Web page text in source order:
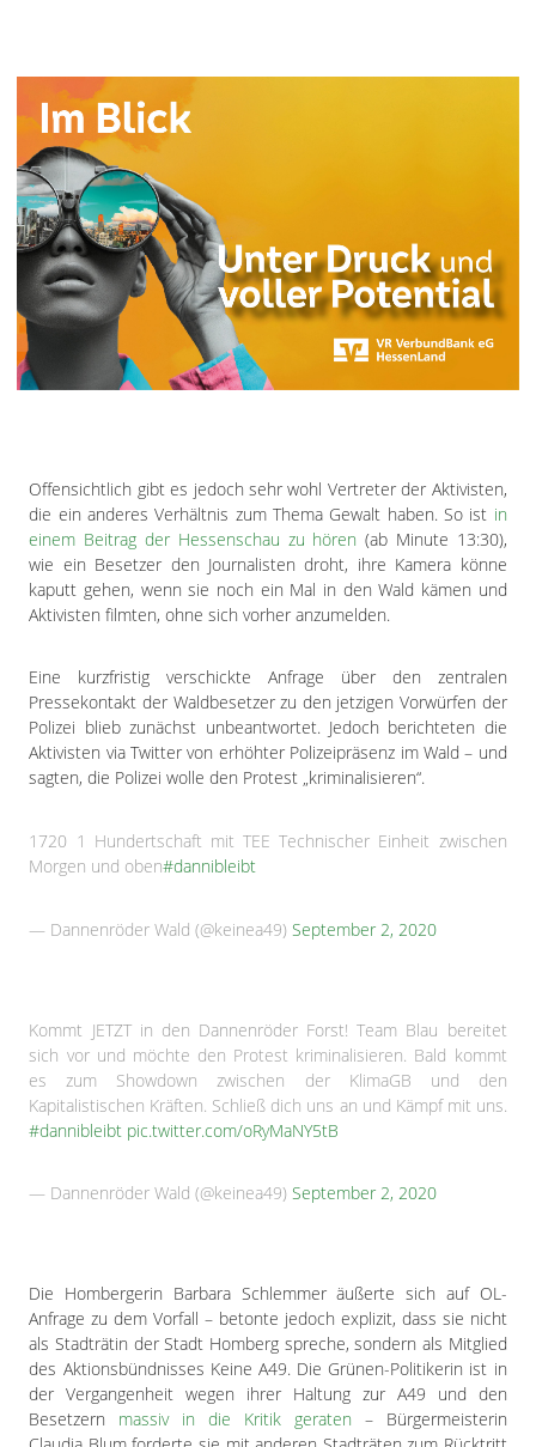
Offensichtlich gibt es jedoch sehr wohl Vertreter der Aktivisten,
die ein anderes Verhältnis zum Thema Gewalt haben. So ist in
einem Beitrag der Hessenschau zu hören (ab Minute 13:30),
wie ein Besetzer den Journalisten droht, ihre Kamera könne
kaputt gehen, wenn sie noch ein Mal in den Wald kämen und
Aktivisten filmten, ohne sich vorher anzumelden.
Eine kurzfristig verschickte Anfrage über den zentralen
Pressekontakt der Waldbesetzer zu den jetzigen Vorwürfen der
Polizei blieb zunächst unbeantwortet. Jedoch berichteten die
Aktivisten via Twitter von erhöhter Polizeipräsenz im Wald – und
sagten, die Polizei wolle den Protest „kriminalisieren“.
1720 1 Hundertschaft mit TEE Technischer Einheit zwischen
Morgen und oben#dannibleibt
— Dannenröder Wald (@keinea49) September 2, 2020
Kommt JETZT in den Dannenröder Forst! Team Blau bereitet
sich vor und möchte den Protest kriminalisieren. Bald kommt
es zum Showdown zwischen der KlimaGB und den
Kapitalistischen Kräften. Schließ dich uns an und Kämpf mit uns.
#dannibleibt pic.twitter.com/oRyMaNY5tB
— Dannenröder Wald (@keinea49)September 2, 2020
Die Hombergerin Barbara Schlemmer äußerte sich auf OL-
Anfrage zu dem Vorfall – betonte jedoch explizit, dass sie nicht
als Stadträtin der Stadt Homberg spreche, sondern als Mitglied
des Aktionsbündnisses Keine A49. Die Grünen-Politikerin ist in
der Vergangenheit wegen ihrer Haltung zur A49 und den
Besetzern massiv in die Kritik geraten – Bürgermeisterin